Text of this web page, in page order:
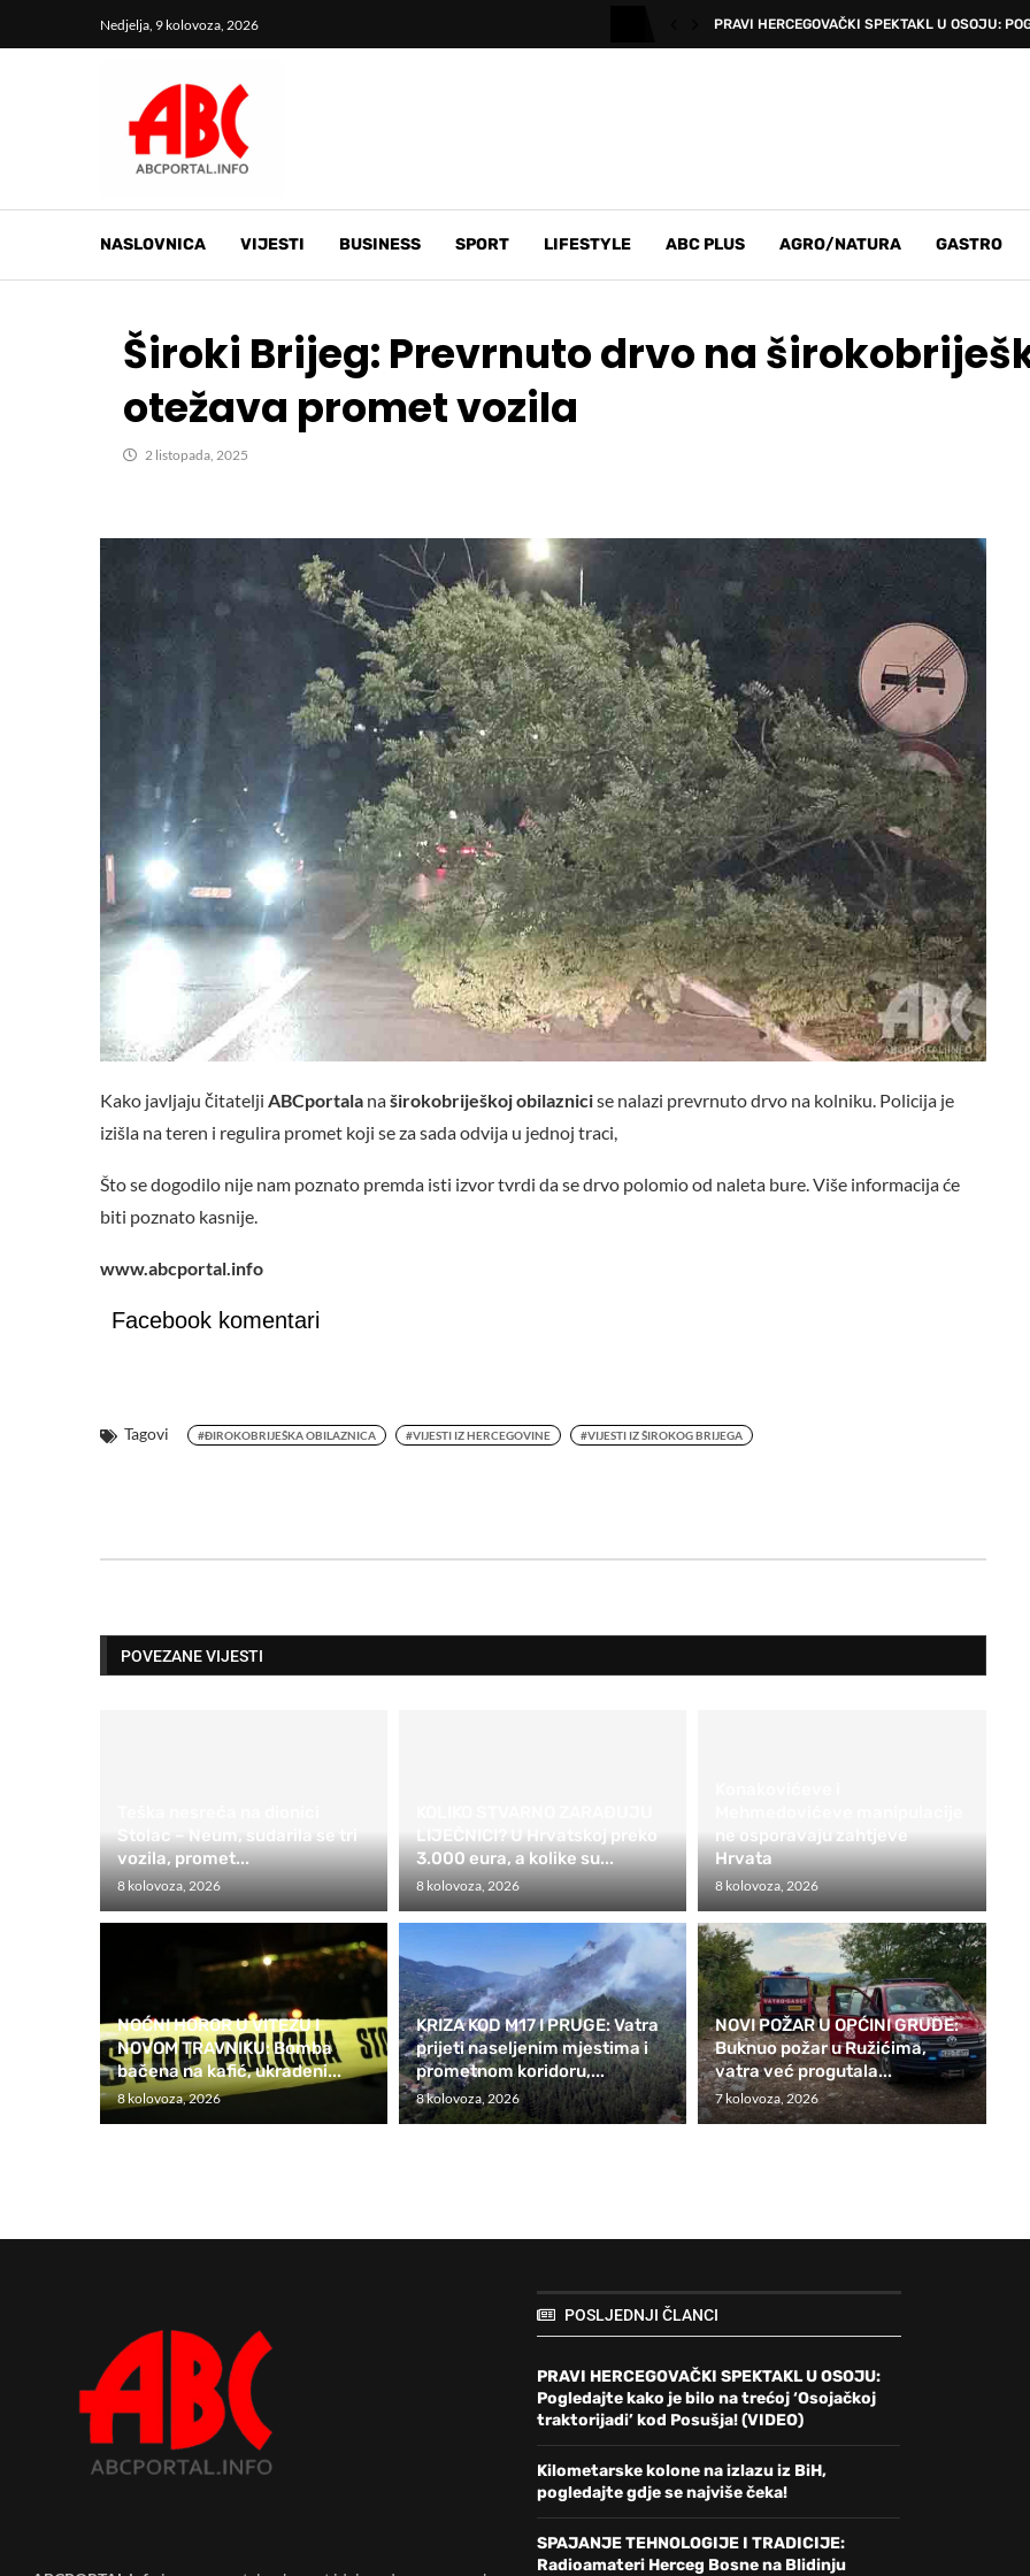
Nedjelja, 9 kolovoza, 2026 PRAVI HERCEGOVAČKI SPEKTAKL U OSOJU:
NASLOVNICA VIJESTI BUSINESS SPORT LIFESTYLE ABC PLUS AGRO/NATURA GASTRO
Široki Brijeg: Prevrnuto drvo na
otežava promet vozila
2 listopada, 2025
Kako javljaju čitatelji ABCportala naširokobriješkoj obilaznicise nalazi prevrnuto drvo na kolniku. Policija je
izišla na teren i regulira promet koji se za sada odvija u jednoj traci,
Što se dogodilo nije nam poznato premda isti izvor tvrdi da se drvo polomio od naleta bure. Više informacija će
biti poznato kasnije.
www.abcportal.info
Facebook komentari
Tagovi #ĐIROKOBRIJEŠKA OBILAZNICA #VIJESTI IZ HERCEGOVINE #VIJESTI IZ ŠIROKOG BRIJEGA
POVEZANE VIJESTI
Stolac – Neum, sudarila se tri
vozila, promet...
8 kolovoza, 2026
LIJEČNICI? U Hrvatskoj preko
3.000 eura, a kolike su...
8 kolovoza, 2026
ne osporavaju zahtjeve
Hrvata
8 kolovoza, 2026
NOĆNI HOROR U VITEZU I
NOVOM TRAVNIKU: Bomba
bačena na kafić, ukradeni...
8 kolovoza, 2026
KRIZA KOD M17 I PRUGE: Vatra
prijeti naseljenim mjestima i
prometnom koridoru,...
8 kolovoza, 2026
NOVI POŽAR U OPĆINI GRUDE:
Buknuo požar u Ružićima,
vatra već progutala...
7 kolovoza, 2026
POSLJEDNJI ČLANCI
PRAVI HERCEGOVAČKI SPEKTAKL U OSOJU:
Pogledajte kako je bilo na trećoj ‘Osojačkoj
traktorijadi’ kod Posušja! (VIDEO)
Kilometarske kolone na izlazu iz BiH,
pogledajte gdje se najviše čeka!
SPAJANJE TEHNOLOGIJE I TRADICIJE:
Radioamateri Herceg Bosne na Blidinju